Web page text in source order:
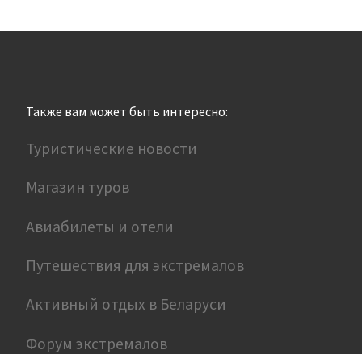
Также вам может быть интересно:
Туристические новости
Магазин туров
Авиабилеты и отели
Путешествия для экстремалов
Активный отдых в Беларуси
Форум экстремалов